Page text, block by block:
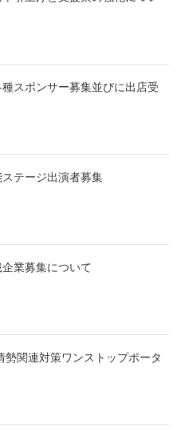
スポンサー募集並びに出店受
テージ出演者募集
業募集について
勢関連対策ワンストップポータ